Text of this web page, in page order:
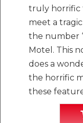
truly horrific
meet a
the number
Motel. This
does a
the horrific
these